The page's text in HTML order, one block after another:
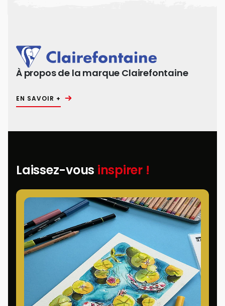
À propos de la marque Clairefontaine
EN SAVOIR +
Laissez-vous inspirer !